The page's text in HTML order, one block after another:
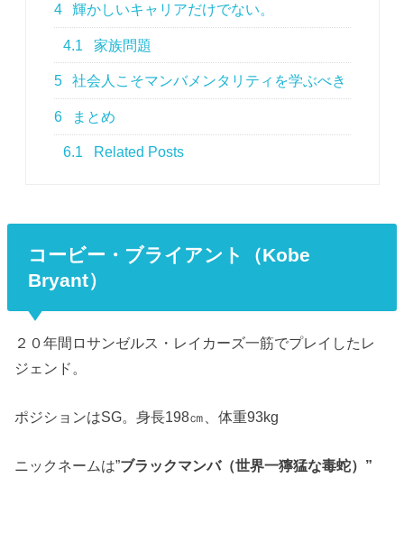
4 輝かしいキャリアだけでない。
4.1 家族問題
5 社会人こそマンバメンタリティを学ぶべき
6 まとめ
6.1 Related Posts
コービー・ブライアント（Kobe
Bryant）
２０年間ロサンゼルス・レイカーズ一筋でプレイしたレ
ジェンド。
ポジションはSG。身長198㎝、体重93kg
ニックネームは”ブラックマンバ（世界一獰猛な毒蛇）”